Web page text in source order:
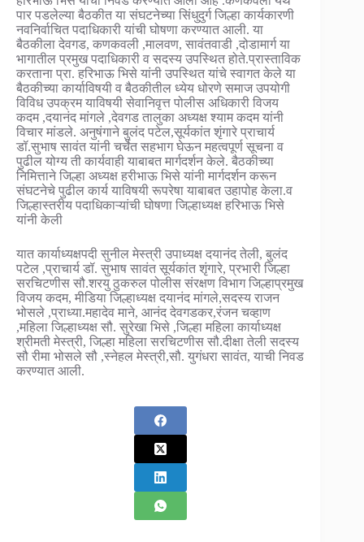
पार पडलेल्या बैठकीत या संघटनेच्या सिंधुदुर्ग जिल्हा कार्यकारणी
नवनिर्वाचित पदाधिकारी यांची घोषणा करण्यात आली. या
बैठकीला देवगड, कणकवली ,मालवण, सावंतवाडी ,दोडामार्ग या
भागातील प्रमुख पदाधिकारी व सदस्य उपस्थित होते.प्रास्ताविक
करताना प्रा. हरिभाऊ भिसे यांनी उपस्थित यांचे स्वागत केले या
बैठकीच्या कार्याविषयी व बैठकीतील ध्येय धोरणे समाज उपयोगी
विविध उपक्रम याविषयी सेवानिवृत्त पोलीस अधिकारी विजय
कदम ,दयानंद मांगले ,देवगड तालुका अध्यक्ष श्याम कदम यांनी
विचार मांडले. अनुषंगाने बुलंद पटेल,सूर्यकांत शृंगारे प्राचार्य
डॉ.सुभाष सावंत यांनी चर्चेत सहभाग घेऊन महत्वपूर्ण सूचना व
पुढील योग्य ती कार्यवाही याबाबत मार्गदर्शन केले. बैठकीच्या
निमित्ताने जिल्हा अध्यक्ष हरीभाऊ भिसे यांनी मार्गदर्शन करून
संघटनेचे पुढील कार्य याविषयी रूपरेषा याबाबत उहापोह केला.व
जिल्हास्तरीय पदाधिकाऱ्यांची घोषणा जिल्हाध्यक्ष हरिभाऊ भिसे
यांनी केली
यात कार्याध्यक्षपदी सुनील मेस्त्री उपाध्यक्ष दयानंद तेली, बुलंद
पटेल ,प्राचार्य डॉ. सुभाष सावंत सूर्यकांत शृंगारे, प्रभारी जिल्हा
सरचिटणीस सौ.शरयु ठुकरुल पोलीस संरक्षण विभाग जिल्हाप्रमुख
विजय कदम, मीडिया जिल्हाध्यक्ष दयानंद मांगले,सदस्य राजन
भोसले ,प्राध्या.महादेव माने, आनंद देवगडकर,रंजन चव्हाण
,महिला जिल्हाध्यक्ष सौ. सुरेखा भिसे ,जिल्हा महिला कार्याध्यक्ष
श्रीमती मेस्त्री, जिल्हा महिला सरचिटणीस सौ.दीक्षा तेली सदस्य
सौ रीमा भोसले सौ ,स्नेहल मेस्त्री,सौ. युगंधरा सावंत, याची निवड
करण्यात आली.